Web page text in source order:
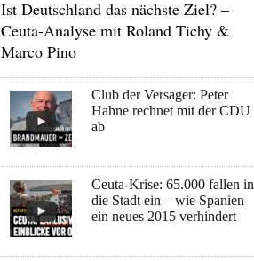
Ist Deutschland das nächste Ziel? –
Ceuta-Analyse mit Roland Tichy &
Marco Pino
Club der Versager: Peter
Hahne rechnet mit der CDU
ab
Ceuta-Krise: 65.000 fallen in
die Stadt ein – wie Spanien
ein neues 2015 verhindert